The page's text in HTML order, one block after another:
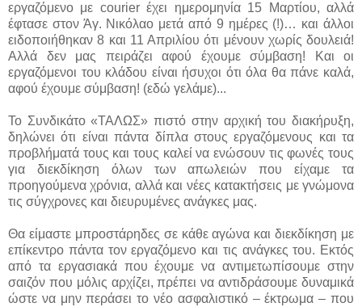
εργαζόμενο με courier έχει ημερομηνία 15 Μαρτίου, αλλά
έφτασε στον Άγ. Νικόλαο μετά από 9 ημέρες (!)… και άλλοι
ειδοποιήθηκαν 8 και 11 Απριλίου ότι μένουν χωρίς δουλειά!
Αλλά δεν μας πειράζει αφού έχουμε σύμβαση! Και οι
εργαζόμενοι του κλάδου είναι ήσυχοι ότι όλα θα πάνε καλά,
αφού έχουμε σύμβαση! (εδώ γελάμε)...
Το Συνδικάτο «ΤΑΛΩΣ» πιστό στην αρχική του διακήρυξη,
δηλώνει ότι είναι πάντα δίπλα στους εργαζόμενους και τα
προβλήματά τους και τους καλεί να ενώσουν τις φωνές τους
για διεκδίκηση όλων των απωλειών που είχαμε τα
προηγούμενα χρόνια, αλλά και νέες κατακτήσεις με γνώμονα
τις σύγχρονες και διευρυμένες ανάγκες μας.
Θα είμαστε μπροστάρηδες σε κάθε αγώνα και διεκδίκηση με
επίκεντρο πάντα τον εργαζόμενο και τις ανάγκες του. Εκτός
από τα εργασιακά που έχουμε να αντιμετωπίσουμε στην
σαιζόν που μόλις αρχίζει, πρέπει να αντιδράσουμε δυναμικά
ώστε να μην περάσει το νέο ασφαλιστικό – έκτρωμα – που